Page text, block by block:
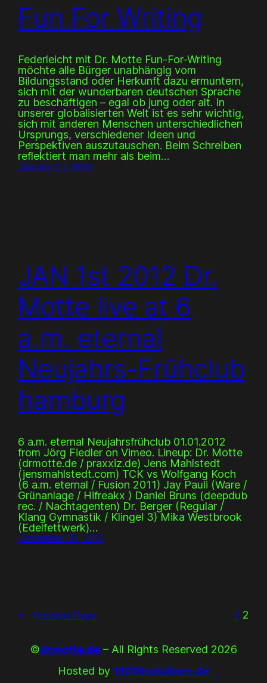
Fun For Writing
Federleicht mit Dr. Motte Fun-For-Writing
möchte alle Bürger unabhängig vom
Bildungsstand oder Herkunft dazu ermuntern,
sich mit der wunderbaren deutschen Sprache
zu beschäftigen – egal ob jung oder alt. In
unserer globalisierten Welt ist es sehr wichtig,
sich mit anderen Menschen unterschiedlichen
Ursprungs, verschiedener Ideen und
Perspektiven auszutauschen. Beim Schreiben
reflektiert man mehr als beim…
January 15, 2012
JAN 1st 2012 Dr.
Motte live at 6
a.m. eternal
Neujahrs-Frühclub
hamburg
6 a.m. eternal Neujahrsfrühclub 01.01.2012
from Jörg Fiedler on Vimeo. Lineup: Dr. Motte
(drmotte.de / praxxiz.de) Jens Mahlstedt
(jensmahlstedt.com) TCK vs Wolfgang Koch
(6 a.m. eternal / Fusion 2011) Jay Pauli (Ware /
Grünanlage / Hifreakx ) Daniel Bruns (deepdub
rec. / Nachtagenten) Dr. Berger (Regular /
Klang Gymnastik / Klingel 3) Mika Westbrook
(Edelfettwerk)…
December 30, 2011
← Previous Page 1 2
©drmotte.de – All Rights Reserved 2026
Hosted by 1101itsolutions.de